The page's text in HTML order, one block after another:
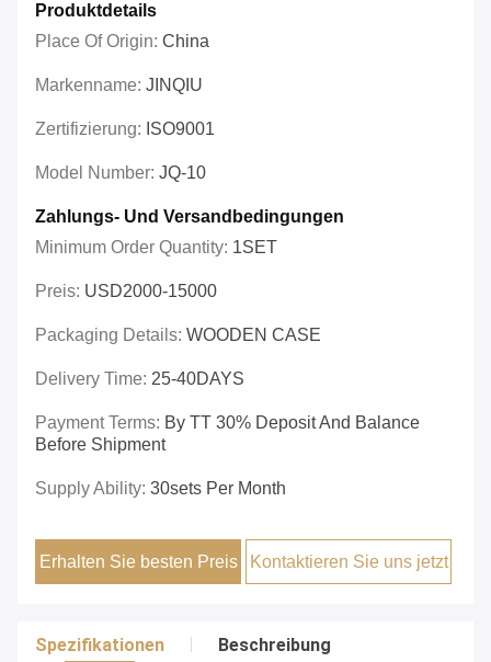
Produktdetails
Place Of Origin: China
Markenname: JINQIU
Zertifizierung: ISO9001
Model Number: JQ-10
Zahlungs- Und Versandbedingungen
Minimum Order Quantity: 1SET
Preis: USD2000-15000
Packaging Details: WOODEN CASE
Delivery Time: 25-40DAYS
Payment Terms: By TT 30% Deposit And Balance
Before Shipment
Supply Ability: 30sets Per Month
Erhalten Sie besten Preis Kontaktieren Sie uns jetzt
Spezifikationen Beschreibung